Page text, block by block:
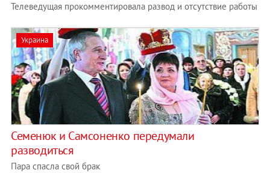
Телеведущая прокомментировала развод и отсутствие работы
Украина
Семенюк и Самсоненко передумали
разводиться
Пара спасла свой брак